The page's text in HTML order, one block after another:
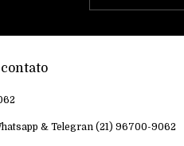
& Telegran (21) 96700-9062